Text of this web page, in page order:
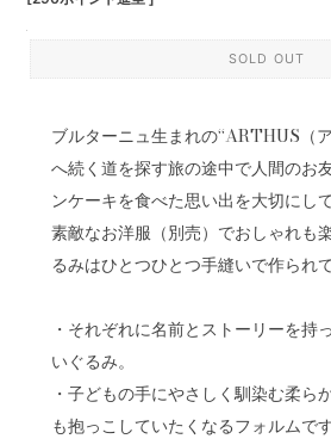
SOLD OUT
ブルターニュ生まれの“ARTHUS（
へ続く道を探す旅の途中で人間のお
ンケーキを食べた思い出を大切にし
素敵なお洋服（別売）でおしゃれも
るみはひとつひとつ手縫いで作られ
・それぞれに名前とストーリーを
いぐるみ。
・子どもの手にやさしく馴染む柔ら
も抱っこしていたくなるフォルムです